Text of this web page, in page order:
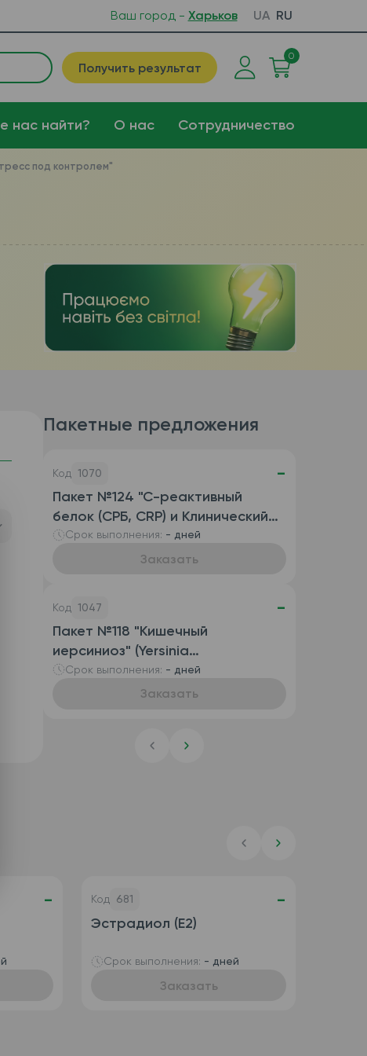
Ваш город - Харьков UA RU
Получить результат
0
нас найти? О нас Сотрудничество
под контролем"
Пакетные предложения
Код 1070 -
Пакет №124 "С-реактивный
белок (СРБ, CRP) и Клинический
анализ крови развернутый
(автоматизированный с СОЭ),
Срок выполнения: - дней
Заказать
Код 1047 -
Пакет №118 "Кишечный
иерсиниоз" (Yersinia
enterocolitica, антитела IgG и
антитела IgA)
Срок выполнения: - дней
Заказать
- Код 681 -
Эстрадиол (Е2)
Срок выполнения: - дней
Заказать